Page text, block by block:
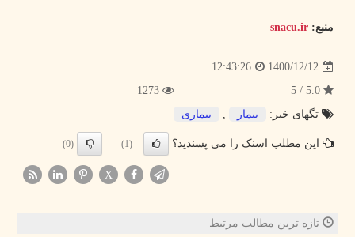
منبع: snacu.ir
1400/12/12
12:43:26
تگهای خبر:
بیمار , بیماری
این مطلب اسنک را می پسندید؟ (1)
(0)
X
تازه ترین مطالب مرتبط